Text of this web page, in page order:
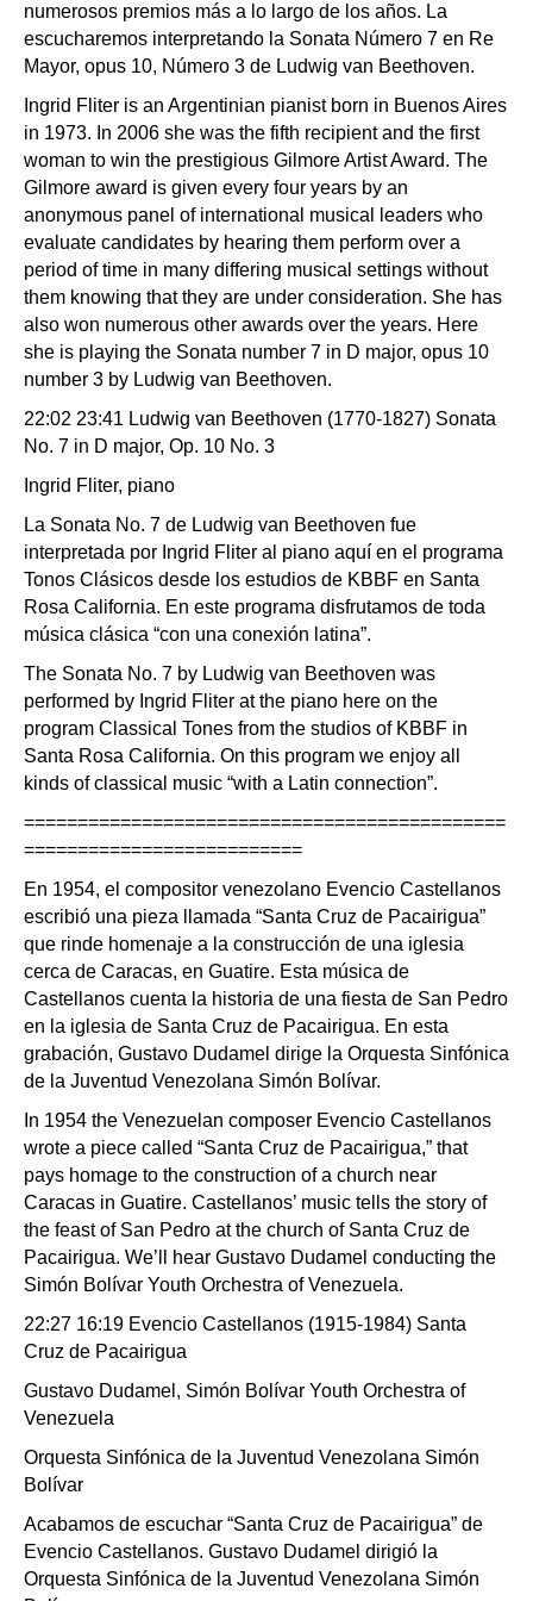
numerosos premios más a lo largo de los años. La
escucharemos interpretando la Sonata Número 7 en Re
Mayor, opus 10, Número 3 de Ludwig van Beethoven.
Ingrid Fliter is an Argentinian pianist born in Buenos Aires
in 1973. In 2006 she was the fifth recipient and the first
woman to win the prestigious Gilmore Artist Award. The
Gilmore award is given every four years by an
anonymous panel of international musical leaders who
evaluate candidates by hearing them perform over a
period of time in many differing musical settings without
them knowing that they are under consideration. She has
also won numerous other awards over the years. Here
she is playing the Sonata number 7 in D major, opus 10
number 3 by Ludwig van Beethoven.
22:02 23:41 Ludwig van Beethoven (1770-1827) Sonata
No. 7 in D major, Op. 10 No. 3
Ingrid Fliter, piano
La Sonata No. 7 de Ludwig van Beethoven fue
interpretada por Ingrid Fliter al piano aquí en el programa
Tonos Clásicos desde los estudios de KBBF en Santa
Rosa California. En este programa disfrutamos de toda
música clásica “con una conexión latina”.
The Sonata No. 7 by Ludwig van Beethoven was
performed by Ingrid Fliter at the piano here on the
program Classical Tones from the studios of KBBF in
Santa Rosa California. On this program we enjoy all
kinds of classical music “with a Latin connection”.
=============================================
==========================
En 1954, el compositor venezolano Evencio Castellanos
escribió una pieza llamada “Santa Cruz de Pacairigua”
que rinde homenaje a la construcción de una iglesia
cerca de Caracas, en Guatire. Esta música de
Castellanos cuenta la historia de una fiesta de San Pedro
en la iglesia de Santa Cruz de Pacairigua. En esta
grabación, Gustavo Dudamel dirige la Orquesta Sinfónica
de la Juventud Venezolana Simón Bolívar.
In 1954 the Venezuelan composer Evencio Castellanos
wrote a piece called “Santa Cruz de Pacairigua,” that
pays homage to the construction of a church near
Caracas in Guatire. Castellanos’ music tells the story of
the feast of San Pedro at the church of Santa Cruz de
Pacairigua. We’ll hear Gustavo Dudamel conducting the
Simón Bolívar Youth Orchestra of Venezuela.
22:27 16:19 Evencio Castellanos (1915-1984) Santa
Cruz de Pacairigua
Gustavo Dudamel, Simón Bolívar Youth Orchestra of
Venezuela
Orquesta Sinfónica de la Juventud Venezolana Simón
Bolívar
Acabamos de escuchar “Santa Cruz de Pacairigua” de
Evencio Castellanos. Gustavo Dudamel dirigió la
Orquesta Sinfónica de la Juventud Venezolana Simón